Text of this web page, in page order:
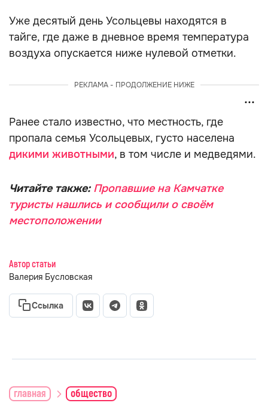
Уже десятый день Усольцевы находятся в
тайге, где даже в дневное время температура
воздуха опускается ниже нулевой отметки.
РЕКЛАМА - ПРОДОЛЖЕНИЕ НИЖЕ
Ранее стало известно, что местность, где
пропала семья Усольцевых, густо населена
дикими животными, в том числе и медведями.
Читайте также: Пропавшие на Камчатке
туристы нашлись и сообщили о своём
местоположении
Автор статьи
Валерия Бусловская
Ссылка
главная общество